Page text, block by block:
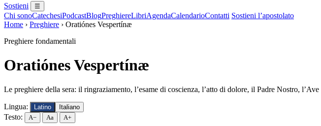
Sostieni ☰
Chi sonoCatechesiPodcastBlogPreghiereLibriAgendaCalendarioContatti Sostieni l’apostolato
Home › Preghiere › Oratiónes Vespertínæ
Preghiere fondamentali
Oratiónes Vespertínæ
Le preghiere della sera: il ringraziamento, l’esame di coscienza, l’atto di dolore, il Padre Nostro,
Lingua: Latino Italiano
Testo: A− Aa A+